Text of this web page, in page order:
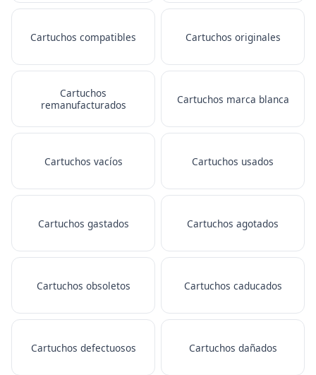
Cartuchos compatibles Cartuchos originales
Cartuchos
remanufacturados
Cartuchos marca blanca
Cartuchos vacíos Cartuchos usados
Cartuchos gastados Cartuchos agotados
Cartuchos obsoletos Cartuchos caducados
Cartuchos defectuosos Cartuchos dañados